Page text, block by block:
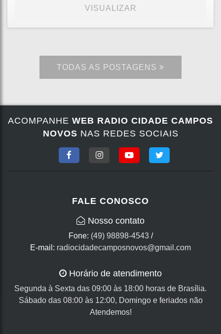
VISUALIZAR
TODAS AS POSTAGENS
ACOMPANHE WEB RADIO CIDADE CAMPOS
NOVOS NAS REDES SOCIAIS
FALE CONOSCO
Nosso contato
Fone: (49) 98898-4543/
E-mail: radiocidadecamposnovos@gmail.com
Horário de atendimento
Segunda à Sexta das 09:00 às 18:00 horas de Brasília.
Sábado das 08:00 às 12:00, Domingo e feriados não
Atendemos!